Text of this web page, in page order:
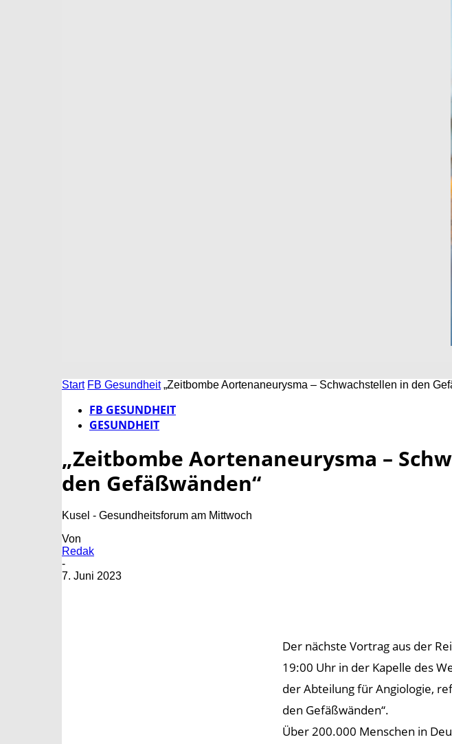
Start FB Gesundheit „Zeitbombe Aortenaneurysma – Schwachstellen in den
FB GESUNDHEIT
GESUNDHEIT
„Zeitbombe Aortenaneurysma –
den Gefäßwänden“
Kusel - Gesundheitsforum am Mittwoch
Von
Redak
-
7. Juni 2023
Der nächste Vortrag aus der
19:00 Uhr in der Kapelle des
der Abteilung für Angiologie,
den Gefäßwänden“.
Über 200.000 Menschen in